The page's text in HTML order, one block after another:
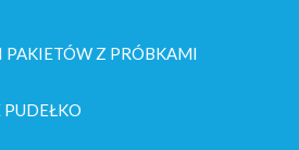
PAKIETÓW Z PRÓBKAMI